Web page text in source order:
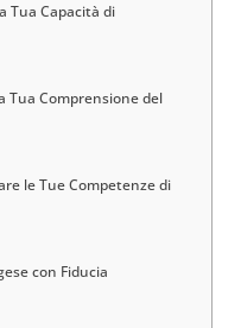
Tua Capacità di
Tua Comprensione del
le Tue Competenze di
con Fiducia